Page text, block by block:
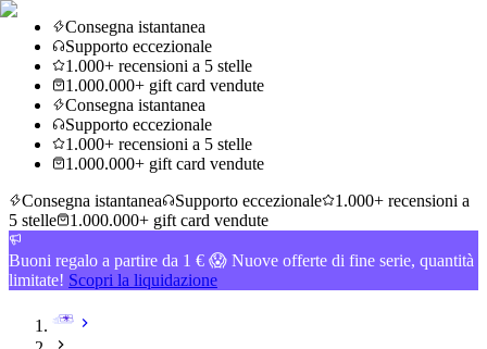
Consegna istantanea
Supporto eccezionale
1.000+ recensioni a 5 stelle
1.000.000+ gift card vendute
Consegna istantanea
Supporto eccezionale
1.000+ recensioni a 5 stelle
1.000.000+ gift card vendute
Consegna istantanea
Supporto eccezionale
1.000+ recensioni a
5 stelle
1.000.000+ gift card vendute
Buoni regalo a partire da 1 € 😱 Nuove offerte di fine serie, quantità
limitate! Scopri la liquidazione